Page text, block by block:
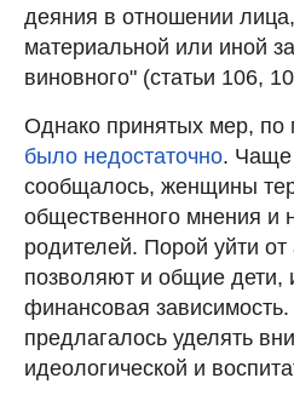
деяния в отношении
материальной или иной
виновного" (статьи 106,
Однако принятых мер, по
было недостаточно. Чаще
сообщалось, женщины
общественного мнения и
родителей. Порой уйти
позволяют и общие дети,
финансовая
предлагалось уделять
идеологической и